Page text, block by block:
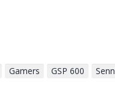
Gamers GSP 600